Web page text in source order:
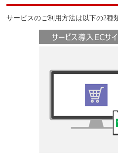
サービスのご利用方法は以下の2種